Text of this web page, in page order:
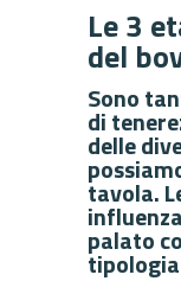
Le 3
del
Sono
di
delle
tavola.
palato